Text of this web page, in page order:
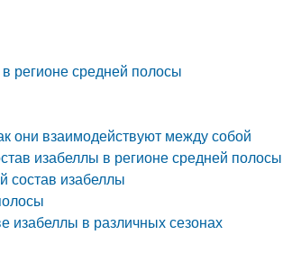
регионе средней полосы
они взаимодействуют между собой
изабеллы в регионе средней полосы
состав изабеллы
изабеллы в различных сезонах